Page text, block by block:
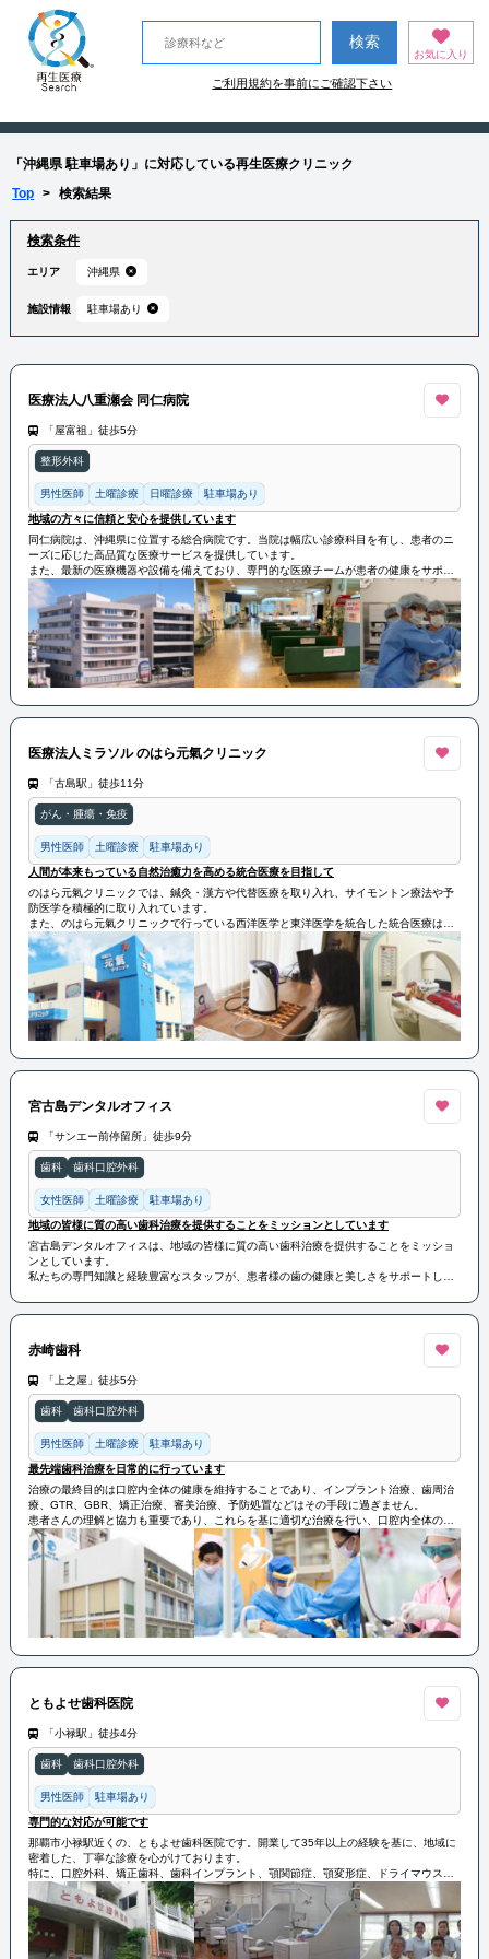
お気に入り
ご利用規約を事前にご確認下さい
「沖縄県 駐車場あり」に対応している再生医療クリニック
Top > 検索結果
検索条件
エリア 沖縄県
施設情報 駐車場あり
医療法人八重瀬会 同仁病院
「屋富祖」徒歩5分
整形外科
男性医師 土曜診療 日曜診療 駐車場あり
地域の方々に信頼と安心を提供しています
同仁病院は、沖縄県に位置する総合病院です。当院は幅広い診療科目を有し、患者のニ
ーズに応じた高品質な医療サービスを提供しています。
また、最新の医療機器や設備を備えており、専門的な医療チームが患者の健康をサポー
トしています。同仁病院は地域医療の中心として、地域の方々に信頼と安心を提供して
います。
医療法人ミラソル のはら元氣クリニック
「古島駅」徒歩11分
がん・腫瘍・免疫
男性医師 土曜診療 駐車場あり
人間が本来もっている自然治癒力を高める統合医療を目指して
のはら元氣クリニックでは、鍼灸・漢方や代替医療を取り入れ、サイモントン療法や予
防医学を積極的に取り入れています。
また、のはら元氣クリニックで行っている西洋医学と東洋医学を統合した統合医療は、
心と体の調和を目指し、自然治癒力を高めることを目的としています。
今後も人間が本来もっている自然治癒力を高める統合医療を目指してまいります。
宮古島デンタルオフィス
「サンエー前停留所」徒歩9分
歯科 歯科口腔外科
女性医師 土曜診療 駐車場あり
地域の皆様に質の高い歯科治療を提供することをミッションとしています
宮古島デンタルオフィスは、地域の皆様に質の高い歯科治療を提供することをミッショ
ンとしています。
私たちの専門知識と経験豊富なスタッフが、患者様の歯の健康と美しさをサポートしま
一般歯科治療から審美歯科治療、インプラント治療など幅広いサービスを提供していま
患者様一人ひとりの状態やニーズに合わせて、最適な治療プランを提案し、安心して治
療を受けていただけるように努めています
赤崎歯科
「上之屋」徒歩5分
歯科 歯科口腔外科
男性医師 土曜診療 駐車場あり
最先端歯科治療を日常的に行っています
治療の最終目的は口腔内全体の健康を維持することであり、インプラント治療、歯周治
療、GTR、GBR、矯正治療、審美治療、予防処置などはその手段に過ぎません。
患者さんの理解と協力も重要であり、これらを基に適切な治療を行い、口腔内全体の健
康を保つことが最終的な目標としています。
ともよせ歯科医院
「小禄駅」徒歩4分
歯科 歯科口腔外科
男性医師 駐車場あり
専門的な対応が可能です
那覇市小禄駅近くの、ともよせ歯科医院です。開業して35年以上の経験を基に、地域に
密着した、丁寧な診療を心がけております。
特に、口腔外科、矯正歯科、歯科インプラント、顎関節症、顎変形症、ドライマウスに
ついては、より専門的な対応が可能ですので、お気軽にご相談ください。